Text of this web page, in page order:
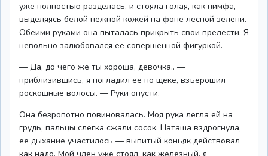
уже полностью разделась, и стояла голая, как нимфа,
выделяясь белой нежной кожей на фоне лесной зелени.
Обеими руками она пыталась прикрыть свои прелести. Я
невольно залюбовался ее совершенной фигуркой.
— Да, до чего же ты хороша, девочка.. —
приблизившись, я погладил ее по щеке, взъерошил
роскошные волосы. — Руки опусти.
Она безропотно повиновалась. Моя рука легла ей на
грудь, пальцы слегка сжали сосок. Наташа вздрогнула,
ее дыхание участилось — выпитый коньяк действовал